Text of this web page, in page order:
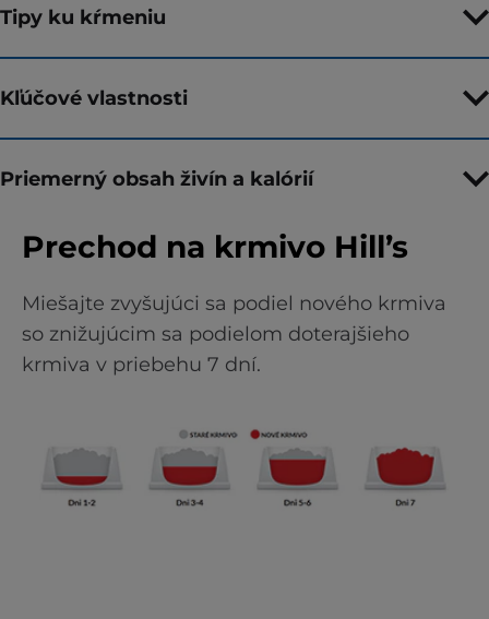
Tipy ku kŕmeniu
Kľúčové vlastnosti
Priemerný obsah živín a kalórií
Prechod na krmivo Hill’s
Miešajte zvyšujúci sa podiel nového krmiva
so znižujúcim sa podielom doterajšieho
krmiva v priebehu 7 dní.